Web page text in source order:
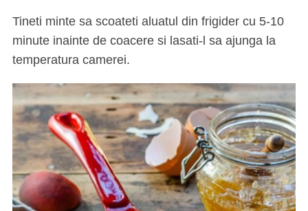
Tineti minte sa scoateti aluatul din frigider cu 5-10
minute inainte de coacere si lasati-l sa ajunga la
temperatura camerei.